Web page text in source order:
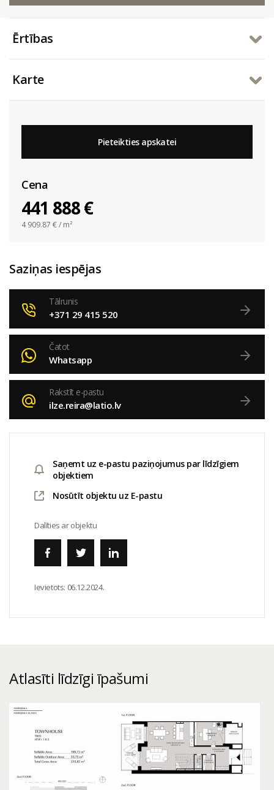
Ērtības
Karte
Pieteikties apskatei
Cena
441 888 €
4 909.87 € / m²
Saziņas iespējas
Tālrunis
+371 29 415 520
Čatot
Whatsapp
Rakstīt e-pastu
ilze.reira@latio.lv
Saņemt uz e-pastu paziņojumus par līdzīgiem
objektiem
Nosūtīt objektu uz E-pastu
Dalīties ar objektu
Ievietots: 06.12.2024.
Atlasīti līdzīgi īpašumi